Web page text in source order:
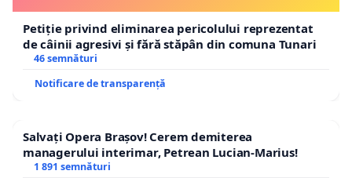
Petiție privind eliminarea pericolului reprezentat
de câinii agresivi și fără stăpân din comuna Tunari
46 semnături
Notificare de transparență
Salvați Opera Brașov! Cerem demiterea
managerului interimar, Petrean Lucian-Marius!
1 891 semnături